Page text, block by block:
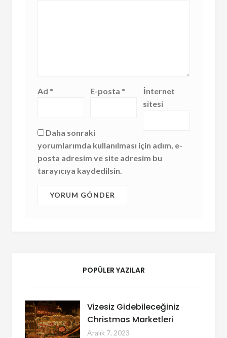
Ad * E-posta *
İnternet
sitesi
Daha sonraki
yorumlarımda kullanılması için adım, e-
posta adresim ve site adresim bu
tarayıcıya kaydedilsin.
POPÜLER YAZILAR
Vizesiz Gidebileceğiniz
Christmas Marketleri
Aralık 7, 2023